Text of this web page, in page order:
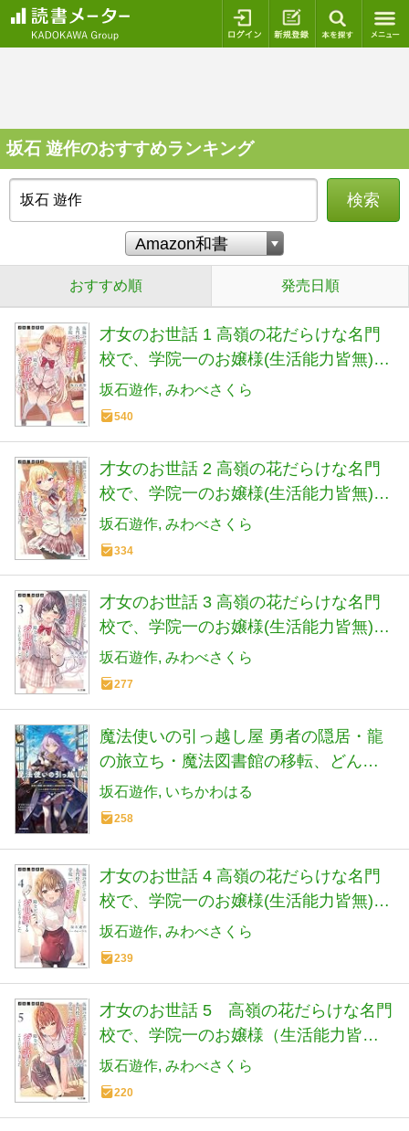
ログイン 新規登録
坂石 遊作のおすすめランキング
検索
おすすめ順 発売日順
才女のお世話 1 高嶺の花だらけな名門
校で、学院一のお嬢様(生活能力皆無)を
陰ながらお世話することになりました
(HJ文庫)
坂石遊作 みわべさくら
540
才女のお世話 2 高嶺の花だらけな名門
校で、学院一のお嬢様(生活能力皆無)を
陰ながらお世話することになりました
(HJ文庫)
坂石遊作 みわべさくら
334
才女のお世話 3 高嶺の花だらけな名門
校で、学院一のお嬢様(生活能力皆無)を
陰ながらお世話することになりました
(HJ文庫)
坂石遊作 みわべさくら
277
魔法使いの引っ越し屋 勇者の隠居・龍
の旅立ち・魔法図書館の移転、どんな
依頼でもお任せください (カドカワ
BOOKS)
坂石遊作 いちかわはる
258
才女のお世話 4 高嶺の花だらけな名門
校で、学院一のお嬢様(生活能力皆無)を
陰ながらお世話することになりました
(HJ文庫)
坂石遊作 みわべさくら
239
才女のお世話 5 高嶺の花だらけな名門
校で、学院一のお嬢様（生活能力皆
無）を陰ながらお世話することになり
ました (HJ文庫 さ 07-03-05)
坂石遊作 みわべさくら
220